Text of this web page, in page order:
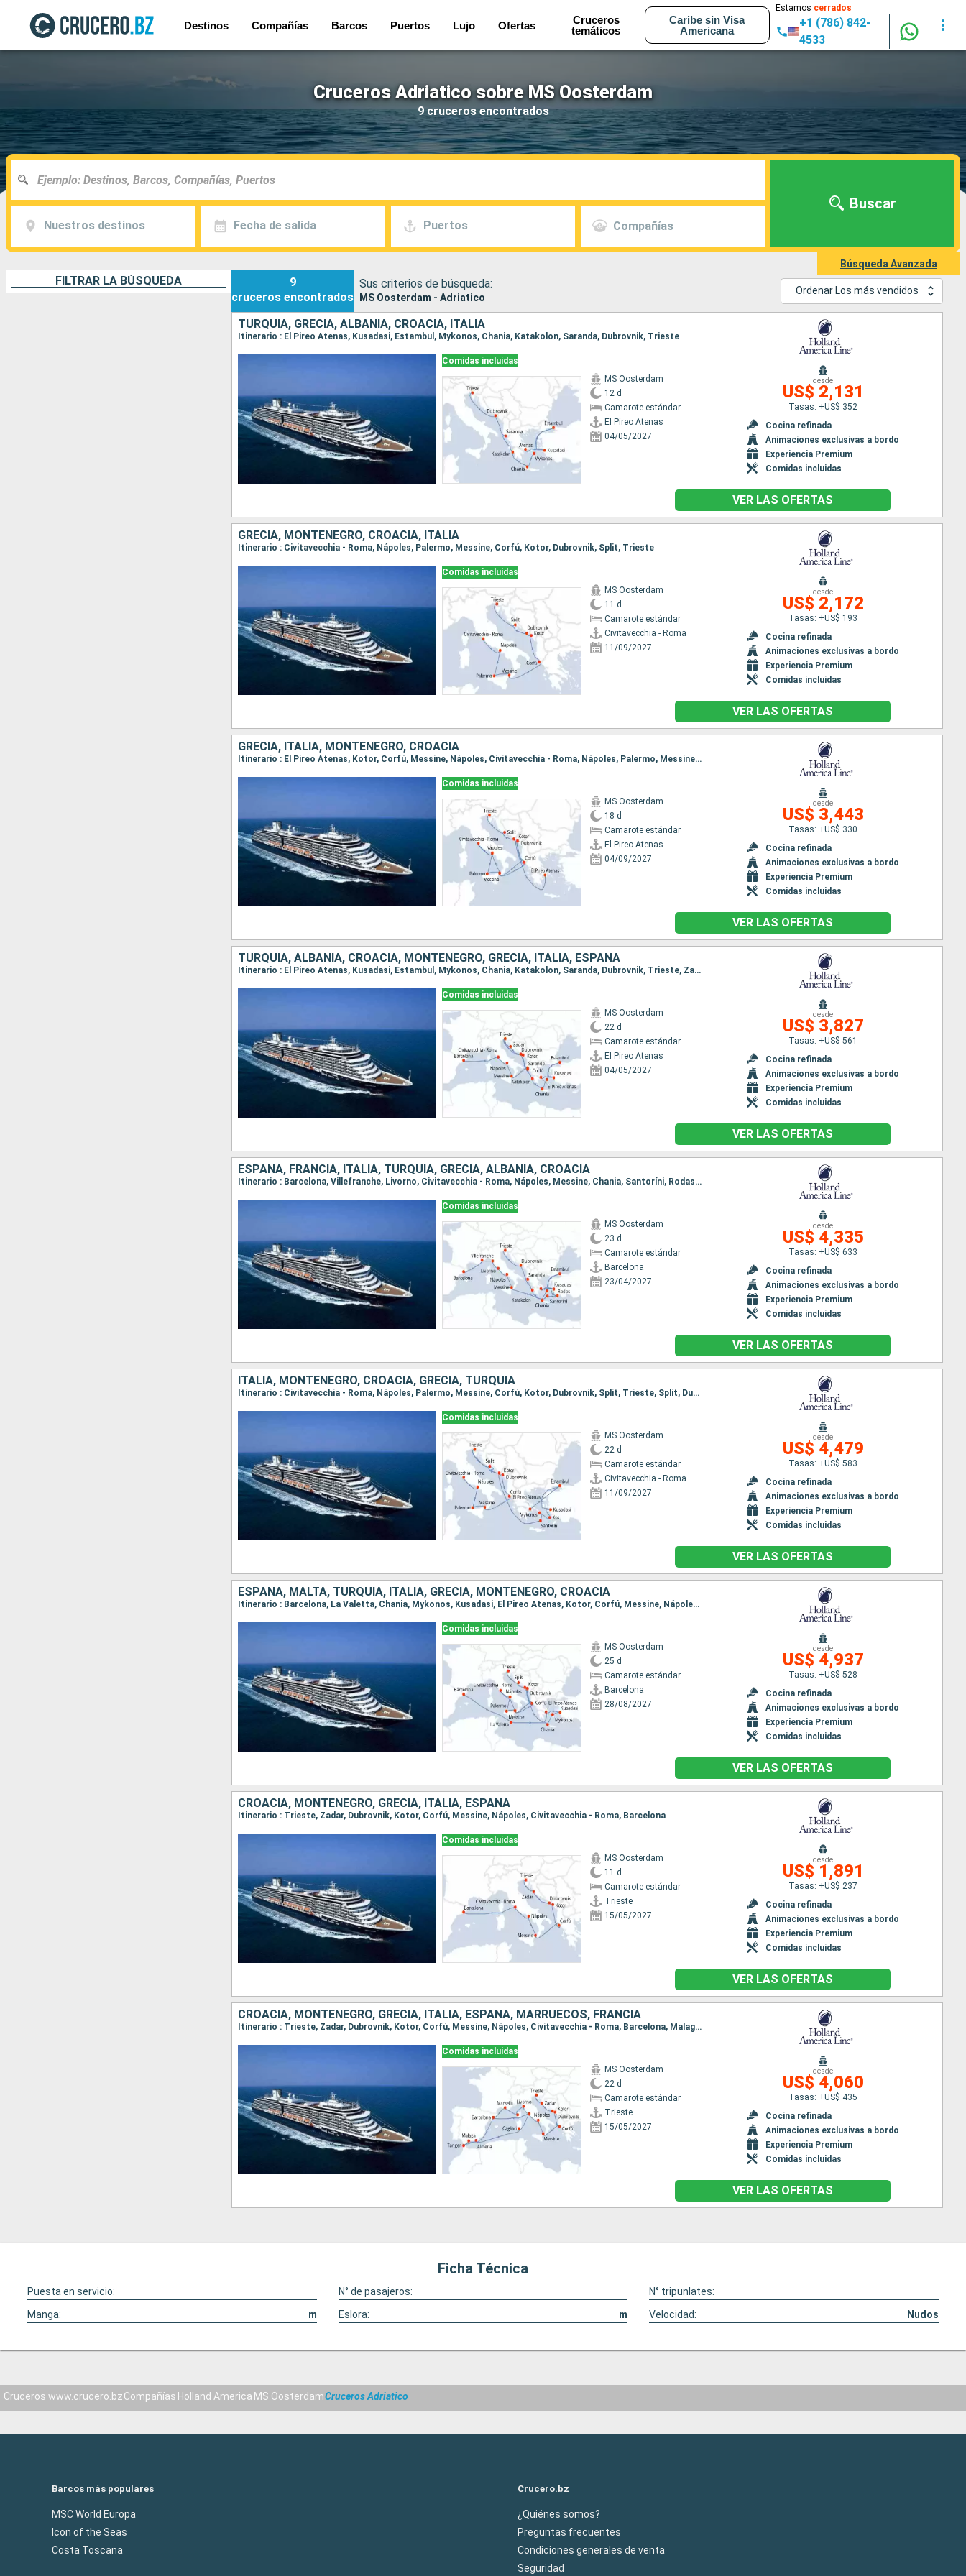
Destinos Compañías Barcos Puertos Lujo Ofertas
Cruceros
temáticos
Caribe sin Visa
Americana
Estamos cerrados
+1 (786) 842-
4533
Cruceros Adriatico sobre MS Oosterdam
9 cruceros encontrados
Nuestros destinos Fecha de salida Puertos Compañías
Buscar
Búsqueda Avanzada
FILTRAR LA BÚSQUEDA
9
cruceros encontrados
Sus criterios de búsqueda:
MS Oosterdam - Adriatico
Ordenar Los más vendidos
TURQUÍA, GRECIA, ALBANIA, CROACIA, ITALIA
Itinerario : El Pireo Atenas, Kusadasi, Estambul, Mykonos, Chania, Katakolon, Saranda, Dubrovnik, Trieste
Comidas incluidas
MS Oosterdam
12 d
Camarote estándar
El Pireo Atenas
04/05/2027
desde
US$ 2,131
Tasas: +US$ 352
Cocina refinada
Animaciones exclusivas a bordo
Experiencia Premium
Comidas incluidas
VER LAS OFERTAS
GRECIA, MONTENEGRO, CROACIA, ITALIA
Itinerario : Civitavecchia - Roma, Nápoles, Palermo, Messine, Corfú, Kotor, Dubrovnik, Split, Trieste
Comidas incluidas
MS Oosterdam
11 d
Camarote estándar
Civitavecchia - Roma
11/09/2027
desde
US$ 2,172
Tasas: +US$ 193
Cocina refinada
Animaciones exclusivas a bordo
Experiencia Premium
Comidas incluidas
VER LAS OFERTAS
GRECIA, ITALIA, MONTENEGRO, CROACIA
Itinerario : El Pireo Atenas, Kotor, Corfú, Messine, Nápoles, Civitavecchia - Roma, Nápoles, Palermo, Messine, Corfú, Kotor, Dubrovnik, Split, Trieste
Comidas incluidas
MS Oosterdam
18 d
Camarote estándar
El Pireo Atenas
04/09/2027
desde
US$ 3,443
Tasas: +US$ 330
Cocina refinada
Animaciones exclusivas a bordo
Experiencia Premium
Comidas incluidas
VER LAS OFERTAS
TURQUÍA, ALBANIA, CROACIA, MONTENEGRO, GRECIA, ITALIA, ESPAÑA
Itinerario : El Pireo Atenas, Kusadasi, Estambul, Mykonos, Chania, Katakolon, Saranda, Dubrovnik, Trieste, Zadar, Dubrovnik, Kotor, Corfú, Messine, Nápoles, Civitavecchia - Roma, Barcelona
Comidas incluidas
MS Oosterdam
22 d
Camarote estándar
El Pireo Atenas
04/05/2027
desde
US$ 3,827
Tasas: +US$ 561
Cocina refinada
Animaciones exclusivas a bordo
Experiencia Premium
Comidas incluidas
VER LAS OFERTAS
ESPAÑA, FRANCIA, ITALIA, TURQUÍA, GRECIA, ALBANIA, CROACIA
Itinerario : Barcelona, Villefranche, Livorno, Civitavecchia - Roma, Nápoles, Messine, Chania, Santoríni, Rodas, Kusadasi, El Pireo Atenas, Kusadasi, Estambul, Mykonos, Chania, Katakolon, Saranda, Dubrovnik, Trieste
Comidas incluidas
MS Oosterdam
23 d
Camarote estándar
Barcelona
23/04/2027
desde
US$ 4,335
Tasas: +US$ 633
Cocina refinada
Animaciones exclusivas a bordo
Experiencia Premium
Comidas incluidas
VER LAS OFERTAS
ITALIA, MONTENEGRO, CROACIA, GRECIA, TURQUÍA
Itinerario : Civitavecchia - Roma, Nápoles, Palermo, Messine, Corfú, Kotor, Dubrovnik, Split, Trieste, Split, Dubrovnik, Santoríni, Mykonos, Kos, Kusadasi, Estambul, El Pireo Atenas
Comidas incluidas
MS Oosterdam
22 d
Camarote estándar
Civitavecchia - Roma
11/09/2027
desde
US$ 4,479
Tasas: +US$ 583
Cocina refinada
Animaciones exclusivas a bordo
Experiencia Premium
Comidas incluidas
VER LAS OFERTAS
ESPAÑA, MALTA, TURQUÍA, ITALIA, GRECIA, MONTENEGRO, CROACIA
Itinerario : Barcelona, La Valetta, Chania, Mykonos, Kusadasi, El Pireo Atenas, Kotor, Corfú, Messine, Nápoles, Civitavecchia - Roma, Nápoles, Palermo, Messine, Corfú, Kotor, Dubrovnik, Split, Trieste
Comidas incluidas
MS Oosterdam
25 d
Camarote estándar
Barcelona
28/08/2027
desde
US$ 4,937
Tasas: +US$ 528
Cocina refinada
Animaciones exclusivas a bordo
Experiencia Premium
Comidas incluidas
VER LAS OFERTAS
CROACIA, MONTENEGRO, GRECIA, ITALIA, ESPAÑA
Itinerario : Trieste, Zadar, Dubrovnik, Kotor, Corfú, Messine, Nápoles, Civitavecchia - Roma, Barcelona
Comidas incluidas
MS Oosterdam
11 d
Camarote estándar
Trieste
15/05/2027
desde
US$ 1,891
Tasas: +US$ 237
Cocina refinada
Animaciones exclusivas a bordo
Experiencia Premium
Comidas incluidas
VER LAS OFERTAS
CROACIA, MONTENEGRO, GRECIA, ITALIA, ESPAÑA, MARRUECOS, FRANCIA
Itinerario : Trieste, Zadar, Dubrovnik, Kotor, Corfú, Messine, Nápoles, Civitavecchia - Roma, Barcelona, Malaga, Tánger, Almeria, Cagliari, Civitavecchia - Roma, Livorno, Ajaccio, Marsella, Barcelona
Comidas incluidas
MS Oosterdam
22 d
Camarote estándar
Trieste
15/05/2027
desde
US$ 4,060
Tasas: +US$ 435
Cocina refinada
Animaciones exclusivas a bordo
Experiencia Premium
Comidas incluidas
VER LAS OFERTAS
Ficha Técnica
Puesta en servicio: N° de pasajeros:
N° tripunlates:
Manga:
m Eslora: m Velocidad: Nudos
Cruceros www.crucero.bzCompañías Holland America MS OosterdamCruceros Adriatico
Barcos más populares
MSC World Europa
Icon of the Seas
Costa Toscana
Crucero.bz
¿Quiénes somos?
Preguntas frecuentes
Condiciones generales de venta
Seguridad